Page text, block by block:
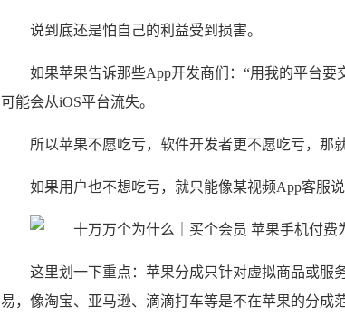
说到底还是怕自己的利益受到损害。
如果苹果告诉那些App开发商们：“用我的平台
可能会从iOS平台流失。
所以苹果不愿吃亏，软件开发者更不愿吃亏，那
如果用户也不想吃亏，就只能像某视频App客服
这里划一下重点：苹果分成只针对虚拟商品或服
易，像淘宝、亚马逊、滴滴打车等是不在苹果的分成